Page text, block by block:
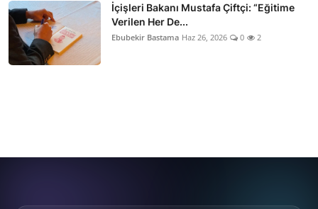
İçişleri Bakanı Mustafa Çiftçi: “Eğitime
Verilen Her De...
Ebubekir Bastama Haz 26, 2026 0 2